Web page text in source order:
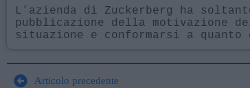
L’azienda di Zuckerberg ha
pubblicazione della motivazione
situazione e conformarsi a quanto
Articolo precedente